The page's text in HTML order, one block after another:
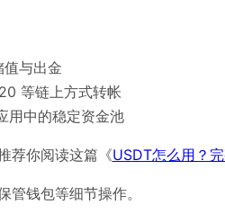
与出金
等链上方式转帐
用中的稳定资金池
荐你阅读这篇《USDT怎么用？
管钱包等细节操作。